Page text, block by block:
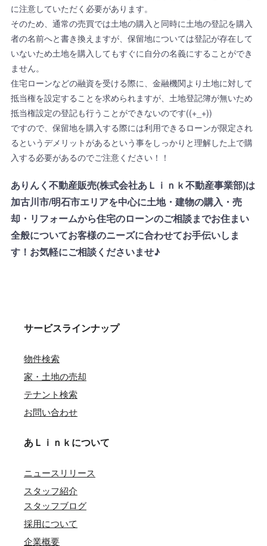
に注意していただく必要があります。
そのため、通常の売買では土地の購入と同時に土地の登記を購入
者の名前へと書き換えますが、保留地については登記が存在して
いないため土地を購入してもすぐに自分の名義にすることができ
ません。
住宅ローンなどの融資を受ける際に、金融機関より土地に対して
抵当権を設定することを求められますが、土地登記簿が無いため
抵当権設定の登記も行うことができないのです((+_+))
ですので、保留地を購入する際には利用できるローンが限定され
るというデメリットがあるという事をしっかりと理解した上で購
入する必要があるのでご注意ください！！
ありんく不動産販売(株式会社あＬｉｎｋ不動産事業部)は
加古川市/明石市エリアを中心に土地・建物の購入・売
却・リフォームから住宅のローンのご相談までお住まい
全般についてお客様のニーズに合わせてお手伝いしま
す！お気軽にご相談くださいませ♪
サービスラインナップ
物件検索
家・土地の売却
テナント検索
お問い合わせ
あＬｉｎｋについて
ニュースリリース
スタッフ紹介
スタッフブログ
採用について
企業概要